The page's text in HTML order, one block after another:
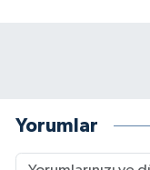
Yorumlar